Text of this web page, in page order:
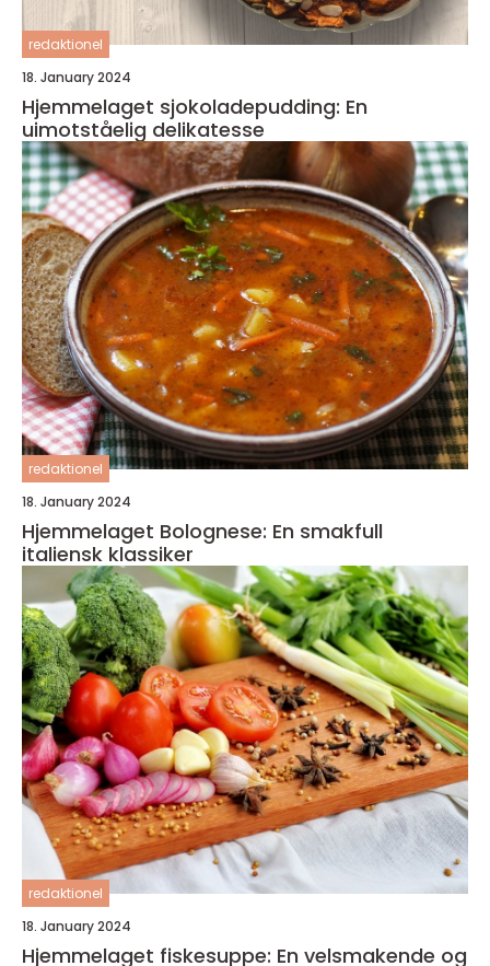
redaktionel
18. January 2024
Hjemmelaget sjokoladepudding: En
uimotståelig delikatesse
redaktionel
18. January 2024
Hjemmelaget Bolognese: En smakfull
italiensk klassiker
redaktionel
18. January 2024
Hjemmelaget fiskesuppe: En velsmakende og